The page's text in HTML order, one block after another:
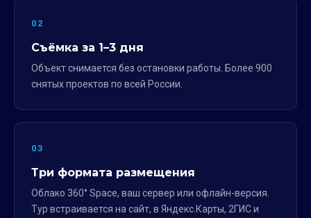
02
Съёмка за 1–3 дня
Объект снимается без остановки работы. Более 900
снятых проектов по всей России.
03
Три формата размещения
Облако 360° Space, ваш сервер или офлайн-версия.
Тур встраивается на сайт, в Яндекс.Карты, 2ГИС и